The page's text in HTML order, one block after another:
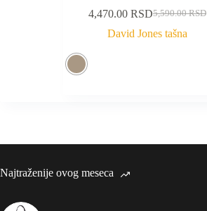
5,590.00RSD
4,470.00 RSD
David Jones tašna
Najtraženije ovog meseca